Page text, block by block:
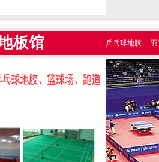
板馆 乒乓球地胶